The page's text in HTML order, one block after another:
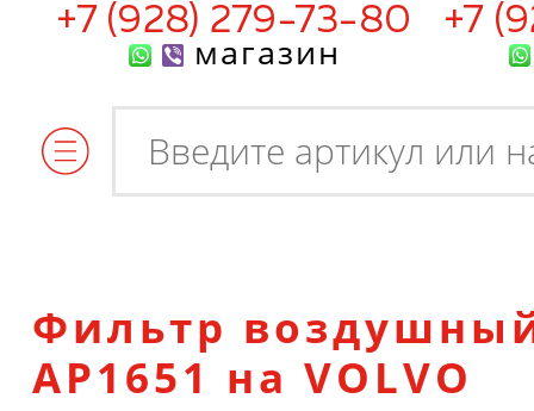
+7 (928) 279-73-80
магазин
+7
Фильтр
AP1651 на VOLVO